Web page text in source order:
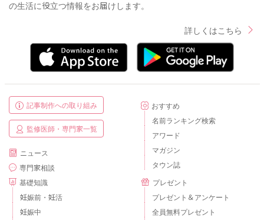
の生活に役立つ情報をお届けします。
詳しくはこちら
記事制作への取り組み
監修医師・専門家一覧
ニュース
専門家相談
基礎知識
妊娠前・妊活
妊娠中
おすすめ
名前ランキング検索
アワード
マガジン
タウン誌
プレゼント
プレゼント＆アンケート
全員無料プレゼント